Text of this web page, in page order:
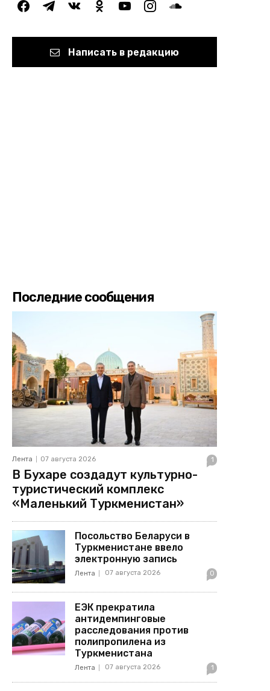
facebooktelegramvkontakteodnoklassniki
youtubeinstagramsoundcloud
Написать в редакцию
Последние сообщения
Лента 07 августа 2026 1
В Бухаре создадут культурно-
туристический комплекс
«Маленький Туркменистан»
Посольство Беларуси в
Туркменистане ввело
электронную запись
Лента 07 августа 2026 0
ЕЭК прекратила
антидемпинговые
расследования против
полипропилена из
Туркменистана
Лента 07 августа 2026 1